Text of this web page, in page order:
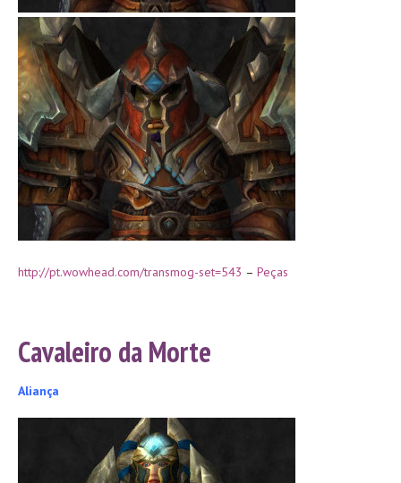
http://pt.wowhead.com/transmog-set=543 – Peças
Cavaleiro da Morte
Aliança